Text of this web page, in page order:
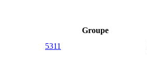
Groupe
5311